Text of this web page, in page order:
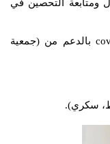
التحصين في
٤- مشروع الرصد وإجراء فحوصات covid -19 بالدعم من (جمعية